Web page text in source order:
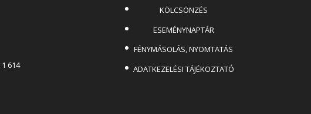
1 614
KÖLCSÖNZÉS
ESEMÉNYNAPTÁR
FÉNYMÁSOLÁS, NYOMTATÁS
ADATKEZELÉSI TÁJÉKOZTATÓ